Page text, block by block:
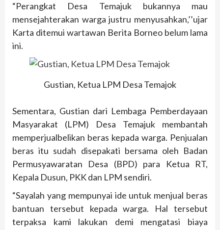
“Perangkat Desa Temajuk bukannya mau
mensejahterakan warga justru menyusahkan,’’ujar
Karta ditemui wartawan Berita Borneo belum lama
ini.
Gustian, Ketua LPM Desa Temajok
Sementara, Gustian dari Lembaga Pemberdayaan
Masyarakat (LPM) Desa Temajuk membantah
memperjualbelikan beras kepada warga. Penjualan
beras itu sudah disepakati bersama oleh Badan
Permusyawaratan Desa (BPD) para Ketua RT,
Kepala Dusun, PKK dan LPM sendiri.
“Sayalah yang mempunyai ide untuk menjual beras
bantuan tersebut kepada warga. Hal tersebut
terpaksa kami lakukan demi mengatasi biaya